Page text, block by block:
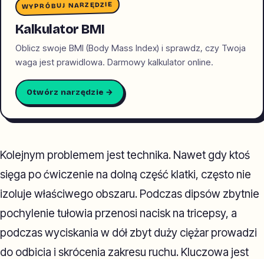
WYPRÓBUJ NARZĘDZIE
Kalkulator BMI
Oblicz swoje BMI (Body Mass Index) i sprawdz, czy Twoja
waga jest prawidlowa. Darmowy kalkulator online.
Otwórz narzędzie →
Kolejnym problemem jest technika. Nawet gdy ktoś
sięga po ćwiczenie na dolną część klatki, często nie
izoluje właściwego obszaru. Podczas dipsów zbytnie
pochylenie tułowia przenosi nacisk na tricepsy, a
podczas wyciskania w dół zbyt duży ciężar prowadzi
do odbicia i skrócenia zakresu ruchu. Kluczowa jest